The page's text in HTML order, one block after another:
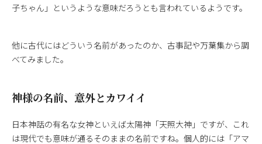
子ちゃん」というような意味だろうとも言われているようです。
他に古代にはどういう名前があったのか、古事記や万葉集から調
べてみました。
神様の名前、意外とカワイイ
日本神話の有名な女神といえば太陽神「天照大神」ですが、これ
は現代でも意味が通るそのままの名前ですね。個人的には「アマ